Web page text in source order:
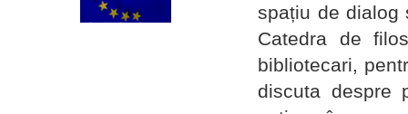
spațiu de dialog
Catedra de
bibliotecari,
discuta despre